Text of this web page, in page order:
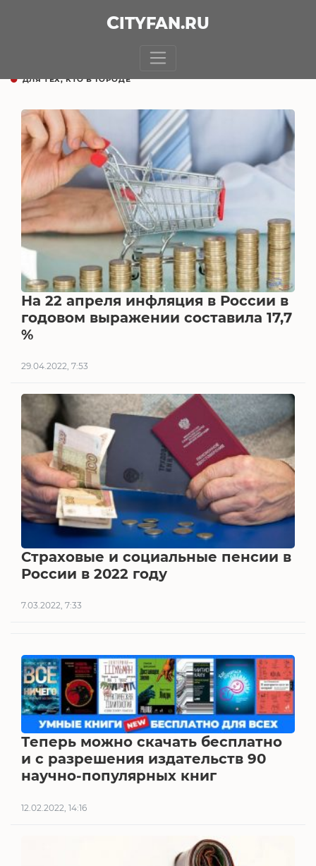
CITYFAN.RU
ДЛЯ ТЕХ, КТО В ГОРОДЕ
На 22 апреля инфляция в России в
годовом выражении составила 17,7
%
29.04.2022, 7:53
Страховые и социальные пенсии в
России в 2022 году
7.03.2022, 7:33
Теперь можно скачать бесплатно
и с разрешения издательств 90
научно-популярных книг
12.02.2022, 14:16